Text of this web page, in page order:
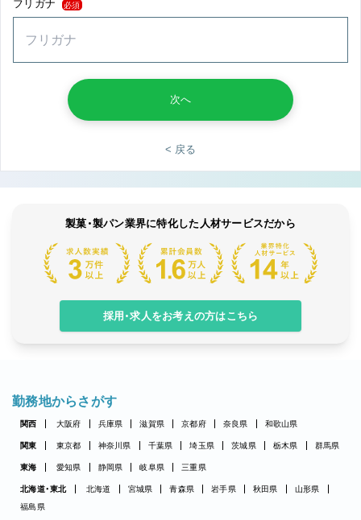
フリガナ 必須
次へ
< 戻る
製菓・製パン業界に特化した人材サービスだから
採用・求人をお考えの方はこちら
勤務地からさがす
関西 大阪府 兵庫県 滋賀県 京都府 奈良県 和歌山県
関東 東京都 神奈川県 千葉県 埼玉県 茨城県 栃木県 群馬県
東海 愛知県 静岡県 岐阜県 三重県
北海道・東北 北海道 宮城県 青森県 岩手県 秋田県
山形県
福島県